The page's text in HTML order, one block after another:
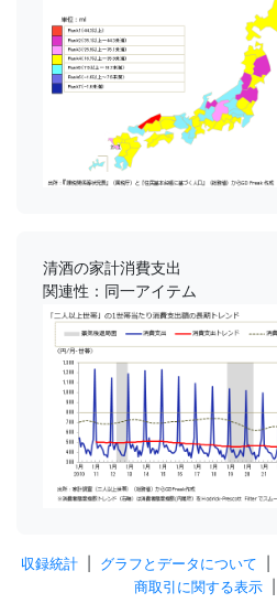
清酒の家計消費支出
関連性：同一アイテム
収録統計| グラフとデータについて
商取引に関する表示|